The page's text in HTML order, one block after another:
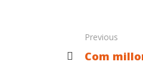
Previous
Com